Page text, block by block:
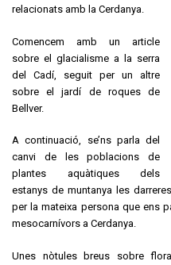
relacionats amb la Cerdanya.
Comencem amb un article
sobre el glacialisme a la serra
del Cadí, seguit per un altre
sobre el jardí de roques de
Bellver.
A continuació, se’ns parla del
canvi de les poblacions de
plantes aquàtiques dels
estanys de muntanya les
per la mateixa persona que ens
mesocarnívors a Cerdanya.
Unes nòtules breus sobre